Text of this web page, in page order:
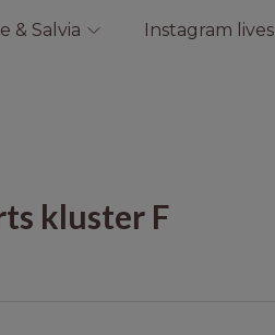
& Salvia Instagram lives
kluster F